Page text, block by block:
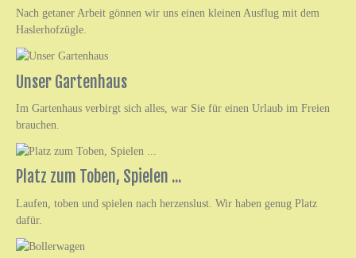
Nach getaner Arbeit gönnen wir uns einen kleinen Ausflug mit dem
Haslerhofzügle.
Unser Gartenhaus
Im Gartenhaus verbirgt sich alles, war Sie für einen Urlaub im Freien
brauchen.
Platz zum Toben, Spielen ...
Laufen, toben und spielen nach herzenslust. Wir haben genug Platz
dafür.